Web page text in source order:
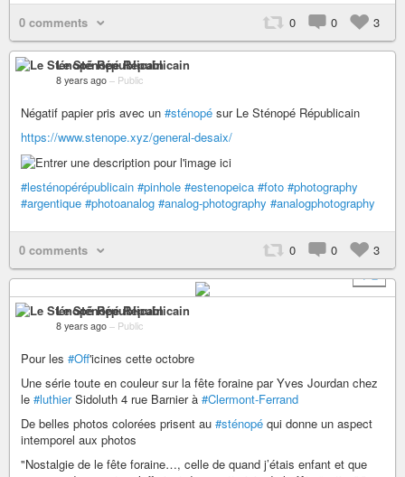
0 comments 0 0 3
Le Sténopé Républicain
8 years ago – Public
Négatif papier pris avec un #sténopé sur Le Sténopé Républicain
https://www.stenope.xyz/general-desaix/
#lesténopérépublicain #pinhole #estenopeica #foto #photography
#argentique #photoanalog #analog-photography #analogphotography
0 comments 0 0
3
+ 2
Le Sténopé Républicain
8 years ago – Public
Pour les #Off'icines cette octobre
Une série toute en couleur sur la fête foraine par Yves Jourdan chez
le #luthierSidoluth 4 rue Barnier à #Clermont-Ferrand
De belles photos colorées prisent au #sténopé qui donne un aspect
intemporel aux photos
"Nostalgie de le fête foraine…, celle de quand j’étais enfant et que